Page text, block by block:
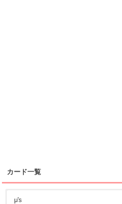
カード一覧
μ's